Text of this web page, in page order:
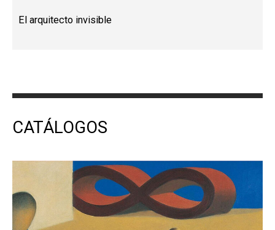
El arquitecto invisible
CATÁLOGOS